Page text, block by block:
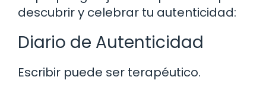
descubrir y celebrar tu autenticidad:
Diario de Autenticidad
Escribir puede ser terapéutico.